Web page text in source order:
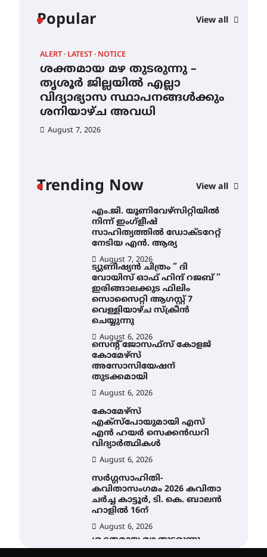
Popular View all
ALERT LATEST NOTICE
ശക്തമായ മഴ തുടരുന്നു –
തൃശൂർ ജില്ലയിൽ എല്ലാ
വിദ്യാഭ്യാസ സ്ഥാപനങ്ങൾക്കും
ശനിയാഴ്ച അവധി
August 7, 2026
Trending Now View all
എക്സ്പോയുമായി എസ്
August 6, 2026
സർഗ്ഗസാഹിതി-
കവിതാസംഗമം 2026 കവിതാ
ചർച്ച കാട്ടൂർ, ടി. കെ. ബാലൻ
ഹാളിൽ 16ന്
August 6, 2026
ശനിയാഴ്ച അവധി
എം.ജി. യൂണിവേഴ്‌സിറ്റിയിൽ
നിന്ന് ഇംഗ്ളീഷ്
സാഹിത്യത്തിൽ ഡോക്ടറേറ്റ്
നേടിയ എൻ. ആര്യ
August 7, 2026
ട്യുണീഷ്യൻ ചിത്രം ” ദി
വോയിസ് ഓഫ് ഹിന്ദ് റജബ് ”
ഇരിങ്ങാലക്കുട ഫിലിം
സൊസൈറ്റി ആഗസ്റ്റ് 7
വെള്ളിയാഴ്ച സ്‌ക്രീൻ
ചെയ്യുന്നു
August 6, 2026
സെന്റ് ജോസഫ്സ് കോളജ്
കോമേഴ്‌സ്
അസോസിയേഷന്
തുടക്കമായി
August 6, 2026
കോമേഴ്സ്
എക്സ്പോയുമായി എസ്
എൻ ഹയർ സെക്കൻഡറി
വിദ്യാർത്ഥികൾ
August 6, 2026
സർഗ്ഗസാഹിതി-
കവിതാസംഗമം 2026 കവിതാ
ചർച്ച കാട്ടൂർ, ടി. കെ. ബാലൻ
ഹാളിൽ 16ന്
August 6, 2026
ശക്തമായ മഴ തുടരുന്നു –
തൃശൂർ ജില്ലയിൽ എല്ലാ